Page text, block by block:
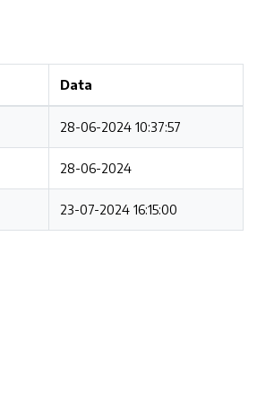
Data
28-06-2024 10:37:57
28-06-2024
23-07-2024 16:15:00